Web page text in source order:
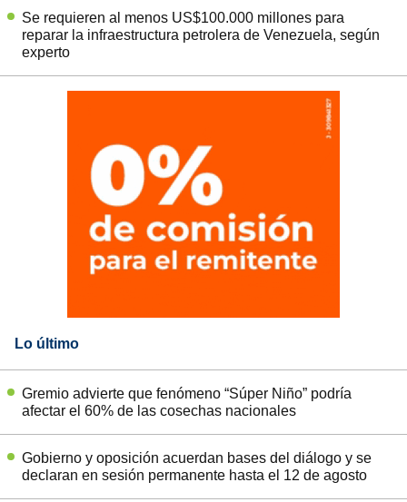
Se requieren al menos US$100.000 millones para
reparar la infraestructura petrolera de Venezuela, según
experto
Lo último
Gremio advierte que fenómeno “Súper Niño” podría
afectar el 60% de las cosechas nacionales
Gobierno y oposición acuerdan bases del diálogo y se
declaran en sesión permanente hasta el 12 de agosto